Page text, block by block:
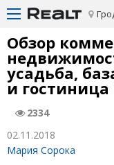
Обзор
усадьба,
и
2334
02.11.2018
Мария Сорока